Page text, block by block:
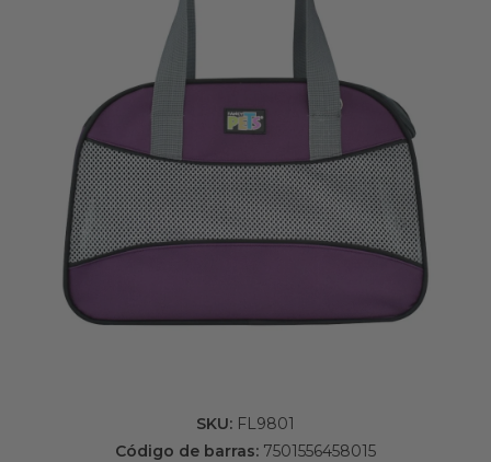
SKU: FL9801
Código de barras: 7501556458015